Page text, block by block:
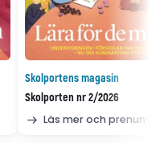
Skolportens magasin
Skolporten nr 2/2026
Läs mer och